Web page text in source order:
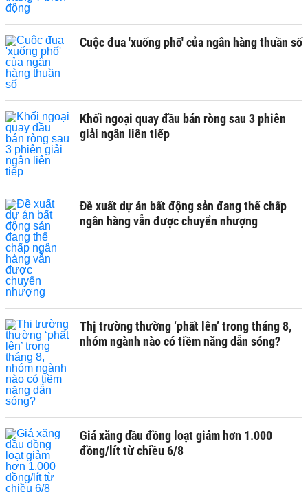
Cuộc đua 'xuống phố' của ngân hàng thuần số
Khối ngoại quay đầu bán ròng sau 3 phiên
giải ngân liên tiếp
Đề xuất dự án bất động sản đang thế chấp
ngân hàng vẫn được chuyển nhượng
Thị trường thường ‘phất lên’ trong tháng 8,
nhóm ngành nào có tiềm năng dẫn sóng?
Giá xăng dầu đồng loạt giảm hơn 1.000
đồng/lít từ chiều 6/8